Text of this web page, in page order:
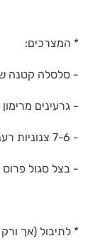
* המצרכים:
- סלסלה קטנה
- גרעינים
- 7-6 צנוניות רעננות, פרוסות דק-דק
- בצל סגול
* לתיבול (אך